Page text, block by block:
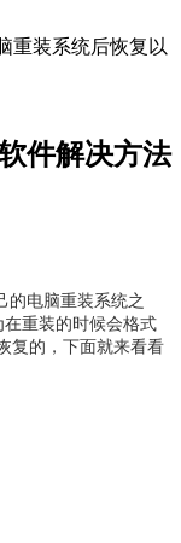
重装系统后恢复以
件解决方法
的电脑重装系统之
重装的时候会格式
复的，下面就来看看